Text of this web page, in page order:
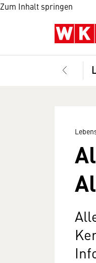
Zum Inhalt springen